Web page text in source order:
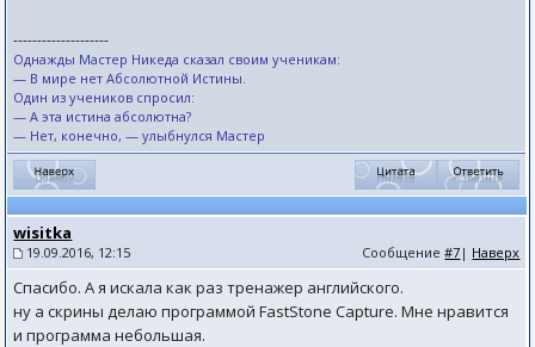
--------------------
Однажды Мастер Никеда сказал своим ученикам:
— В мире нет Абсолютной Истины.
Один из учеников спросил:
— А эта истина абсолютна?
— Нет, конечно, — улыбнулся Мастер
wisitka
19.09.2016, 12:15 Сообщение#7 | Наверх
Спасибо. А я искала как раз тренажер английского.
ну а скрины делаю программой FastStone Capture. Мне нравится
и программа небольшая.